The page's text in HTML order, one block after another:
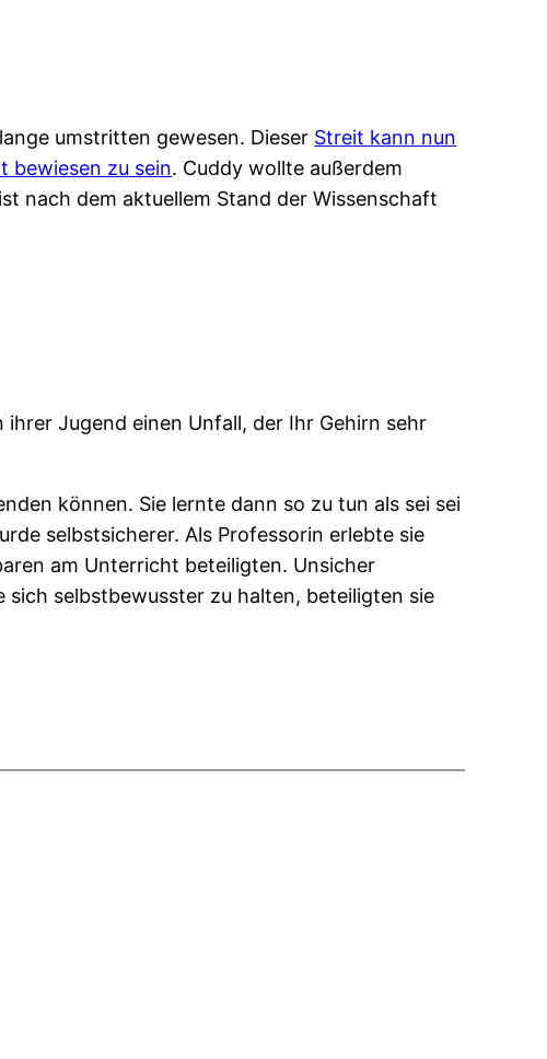
umstritten gewesen. Dieser Streit kann nun
bewiesen zu sein. Cuddy wollte außerdem
nach dem aktuellem Stand der Wissenschaft
Jugend einen Unfall, der Ihr Gehirn sehr
können. Sie lernte dann so zu tun als sei sei
selbstsicherer. Als Professorin erlebte sie
am Unterricht beteiligten. Unsicher
selbstbewusster zu halten, beteiligten sie